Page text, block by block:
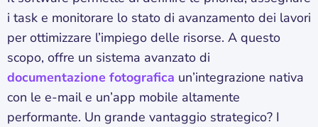
i task e monitorare lo stato di avanzamento dei lavori
per ottimizzare l’impiego delle risorse. A questo
scopo, offre un sistema avanzato di
documentazione fotografica un’integrazione nativa
con le e-mail e un’app mobile altamente
performante. Un grande vantaggio strategico? I